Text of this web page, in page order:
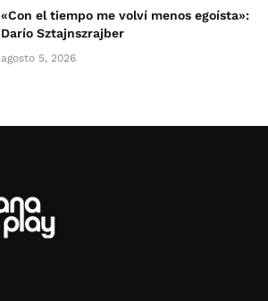
«Con el tiempo me volví menos egoísta»:
Darío Sztajnszrajber
agosto 5, 2026